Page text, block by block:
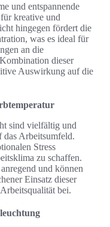
und entspannende
kreative und
hingegen fördert die
was es ideal für
an die
dieser
Auswirkung auf die
sind vielfältig und
das Arbeitsumfeld.
Stress
zu schaffen.
und können
Einsatz dieser
bei.